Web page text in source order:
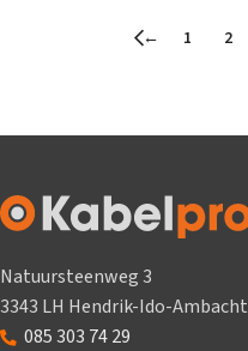
← 1 2
Natuursteenweg 3
3343 LH Hendrik-Ido-Ambacht
085 303 74 29